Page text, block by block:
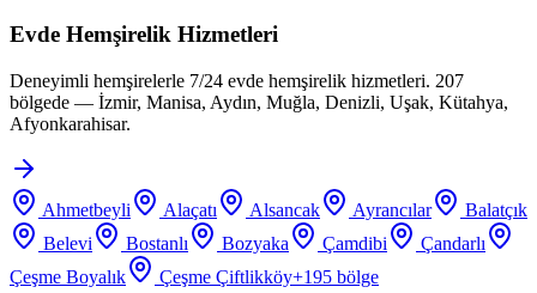
Evde Hemşirelik Hizmetleri
Deneyimli hemşirelerle 7/24 evde hemşirelik hizmetleri. 207
bölgede — İzmir, Manisa, Aydın, Muğla, Denizli, Uşak, Kütahya,
Afyonkarahisar.
Ahmetbeyli Alaçatı Alsancak Ayrancılar
Balatçık
Belevi
Bostanlı Bozyaka Çamdibi
Çandarlı
Çeşme Boyalık
Çeşme Çiftlikköy+195 bölge